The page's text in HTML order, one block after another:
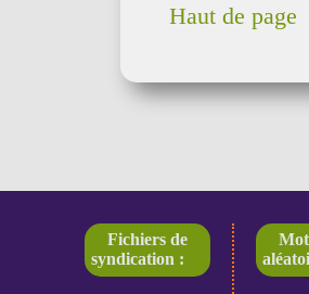
Haut de page
Fichiers de
syndication :